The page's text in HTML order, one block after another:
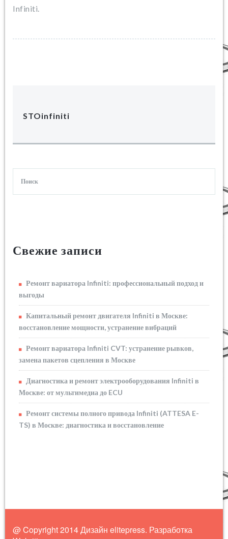
Infiniti.
STOinfiniti
Свежие записи
Ремонт вариатора Infiniti: профессиональный подход и
выгоды
Капитальный ремонт двигателя Infiniti в Москве:
восстановление мощности, устранение вибраций
Ремонт вариатора Infiniti CVT: устранение рывков,
замена пакетов сцепления в Москве
Диагностика и ремонт электрооборудования Infiniti в
Москве: от мультимедиа до ECU
Ремонт системы полного привода Infiniti (ATTESA E-
TS) в Москве: диагностика и восстановление
@ Copyright 2014 Дизайн elitepress. Разработка